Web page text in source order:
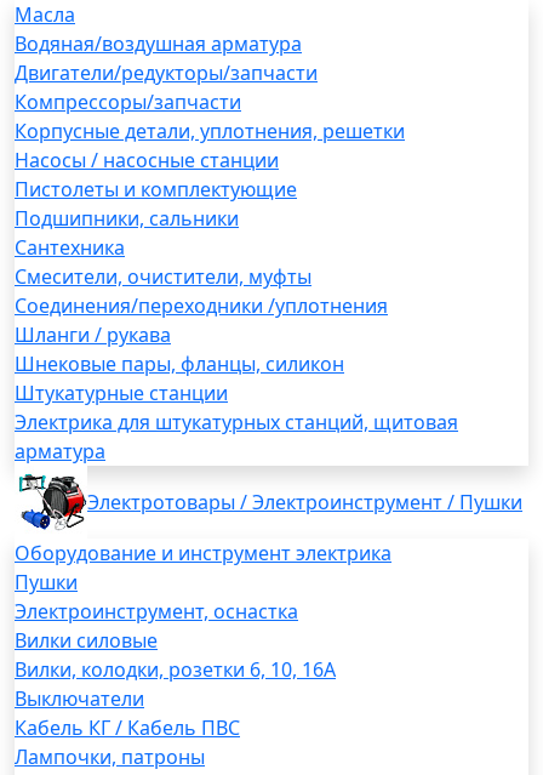
Масла
Водяная/воздушная арматура
Двигатели/редукторы/запчасти
Компрессоры/запчасти
Корпусные детали, уплотнения, решетки
Насосы / насосные станции
Пистолеты и комплектующие
Подшипники, сальники
Сантехника
Смесители, очистители, муфты
Соединения/переходники /уплотнения
Шланги / рукава
Шнековые пары, фланцы, силикон
Штукатурные станции
Электрика для штукатурных станций, щитовая
арматура
Электротовары / Электроинструмент / Пушки
Оборудование и инструмент электрика
Пушки
Электроинструмент, оснастка
Вилки силовые
Вилки, колодки, розетки 6, 10, 16А
Выключатели
Кабель КГ / Кабель ПВС
Лампочки, патроны